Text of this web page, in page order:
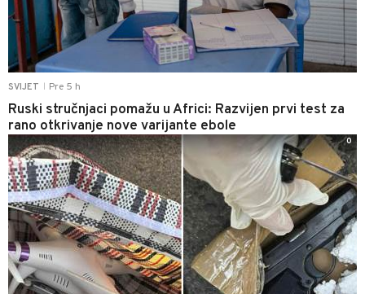
SVIJET Pre 5 h
Ruski stručnjaci pomažu u Africi: Razvijen prvi test za
rano otkrivanje nove varijante ebole
0